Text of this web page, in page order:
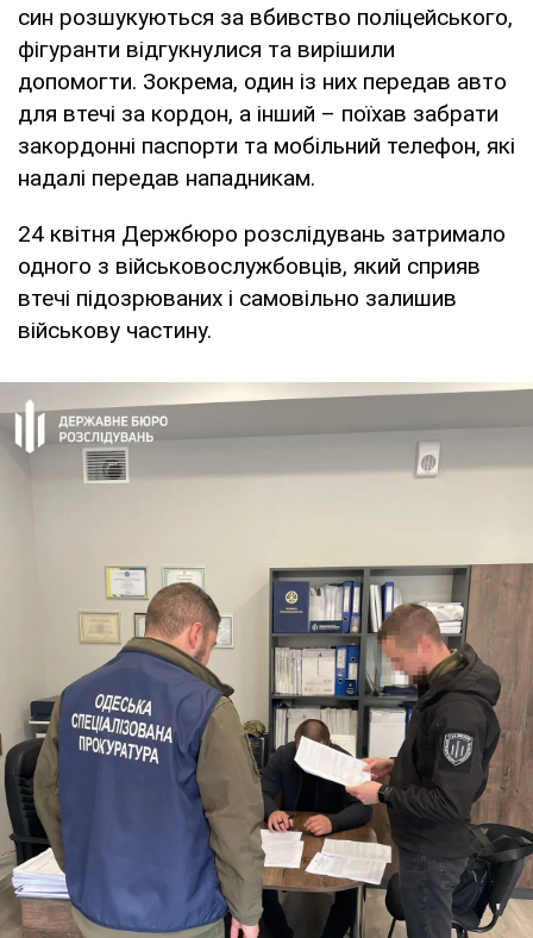
син розшукуються за вбивство поліцейського,
фігуранти відгукнулися та вирішили
допомогти. Зокрема, один із них передав авто
для втечі за кордон, а інший – поїхав забрати
закордонні паспорти та мобільний телефон, які
надалі передав нападникам.
24 квітня Держбюро розслідувань затримало
одного з військовослужбовців, який сприяв
втечі підозрюваних і самовільно залишив
військову частину.